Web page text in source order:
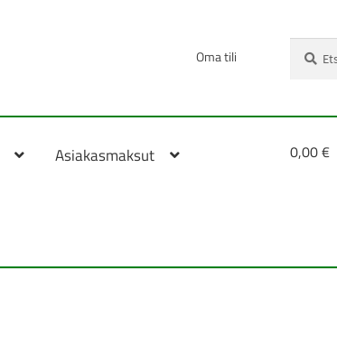
Oma tili
Asiakasmaksut 0,00€